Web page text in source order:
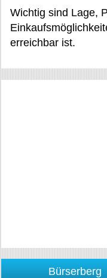
Wichtig sind Lage,
erreichbar ist.
Bürserberg